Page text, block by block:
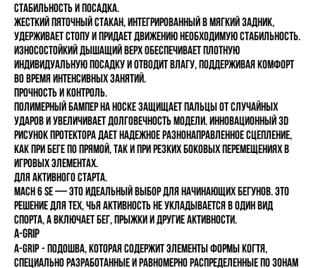
Стабильность и посадка.
Жесткий пяточный стакан, интегрированный в мягкий задник,
удерживает стопу и придает движению необходимую стабильность.
Износостойкий дышащий верх обеспечивает плотную
индивидуальную посадку и отводит влагу, поддерживая комфорт
во время интенсивных занятий.
Прочность и контроль.
Полимерный бампер на носке защищает пальцы от случайных
ударов и увеличивает долговечность модели. Инновационный 3D
рисунок протектора дает надежное разнонаправленное сцепление,
как при беге по прямой, так и при резких боковых перемещениях в
игровых элементах.
Для активного старта.
MACH 6 SE — это идеальный выбор для начинающих бегунов. Это
решение для тех, чья активность не укладывается в один вид
спорта, а включает бег, прыжки и другие активности.
A-GRIP
A-GRIP - подошва, которая содержит элементы формы когтя,
специально разработанные и равномерно распределенные по зонам